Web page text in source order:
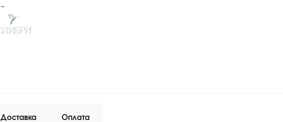
Доставка Оплата